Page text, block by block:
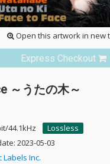
Open this artwork in new
Express Checkout
～うたの木～
44.1kHz
Lossless
2023-05-03
Labels Inc.